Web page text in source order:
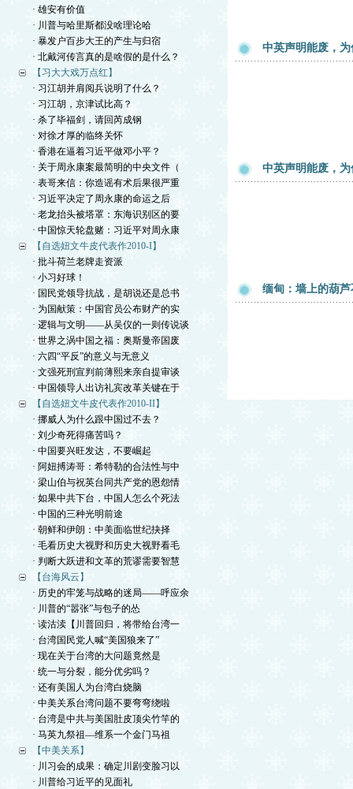
· 雄安有价值
· 川普与哈里斯都没啥理论哈
· 暴发户百步大王的产生与归宿
· 北戴河传言真的是啥假的是什么？
【习大大戏万点红】
· 习江胡并肩阅兵说明了什么？
· 习江胡，京津试比高？
· 杀了毕福剑，请回芮成钢
· 对徐才厚的临终关怀
· 香港在逼着习近平做邓小平？
· 关于周永康案最简明的中央文件（
· 表哥来信：你造谣有术后果很严重
· 习近平决定了周永康的命运之后
· 老龙抬头被塔罩：东海识别区的要
· 中国惊天轮盘赌：习近平对周永康
【自选妞文牛皮代表作2010-I】
· 批斗荷兰老牌走资派
· 小习好球！
· 国民党领导抗战，是胡说还是总书
· 为国献策：中国官员公布财产的实
· 逻辑与文明——从吴仪的一则传说谈
· 世界之涡中国之福：奥斯曼帝国废
· 六四“平反”的意义与无意义
· 文强死刑宣判前薄熙来亲自提审谈
· 中国领导人出访礼宾改革关键在于
【自选妞文牛皮代表作2010-II】
· 挪威人为什么跟中国过不去？
· 刘少奇死得痛苦吗？
· 中国要兴旺发达，不要崛起
· 阿妞搏涛哥：希特勒的合法性与中
· 梁山伯与祝英台同共产党的恩怨情
· 如果中共下台，中国人怎么个死法
· 中国的三种光明前途
· 朝鲜和伊朗：中美面临世纪抉择
· 毛看历史大视野和历史大视野看毛
· 判断大跃进和文革的荒谬需要智慧
【台海风云】
· 历史的牢笼与战略的迷局——呼应余
· 川普的“嚣张”与包子的怂
· 读沽渎【川普回归，将带给台湾一
· 台湾国民党人喊“美国狼来了”
· 现在关于台湾的大问题竟然是
· 统一与分裂，能分优劣吗？
· 还有美国人为台湾白烧脑
· 中美关系台湾问题不要弯弯绕啦
· 台湾是中共与美国肚皮顶尖竹竿的
· 马英九祭祖—维系一个金门马祖
【中美关系】
· 川习会的成果：确定川剧变脸习以
· 川普给习近平的见面礼
中英声明能废，
中英声明能废，
缅甸：墙上的葫